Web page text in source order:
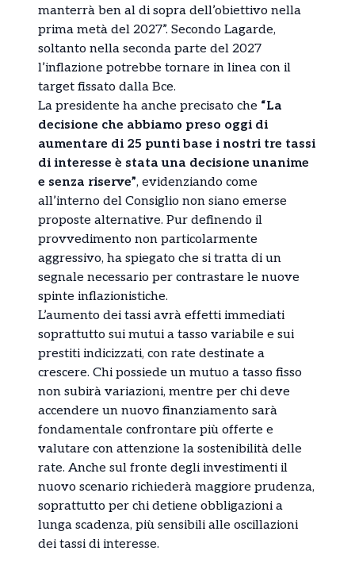
manterrà ben al di sopra dell’obiettivo nella
prima metà del 2027”. Secondo Lagarde,
soltanto nella seconda parte del 2027
l’inflazione potrebbe tornare in linea con il
target fissato dalla Bce.
La presidente ha anche precisato che “La
decisione che abbiamo preso oggi di
aumentare di 25 punti base i nostri tre tassi
di interesse è stata una decisione unanime
e senza riserve”, evidenziando come
all’interno del Consiglio non siano emerse
proposte alternative. Pur definendo il
provvedimento non particolarmente
aggressivo, ha spiegato che si tratta di un
segnale necessario per contrastare le nuove
spinte inflazionistiche.
L’aumento dei tassi avrà effetti immediati
soprattutto sui mutui a tasso variabile e sui
prestiti indicizzati, con rate destinate a
crescere. Chi possiede un mutuo a tasso fisso
non subirà variazioni, mentre per chi deve
accendere un nuovo finanziamento sarà
fondamentale confrontare più offerte e
valutare con attenzione la sostenibilità delle
rate. Anche sul fronte degli investimenti il
nuovo scenario richiederà maggiore prudenza,
soprattutto per chi detiene obbligazioni a
lunga scadenza, più sensibili alle oscillazioni
dei tassi di interesse.